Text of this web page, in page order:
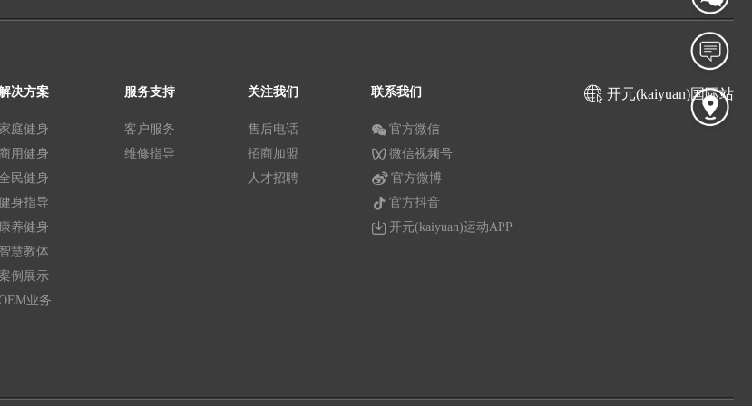
决方案
家庭健身
用健身
民健身
身指导
康养健身
智慧教体
例展示
业务
服务支持
客户服务
维修指导
关注我们
售后电话
招商加盟
人才招聘
联系我们
官方微信
微信视频号
官方微博
官方抖音
开元(kaiyuan)运动APP
开元(kaiyuan)国际站